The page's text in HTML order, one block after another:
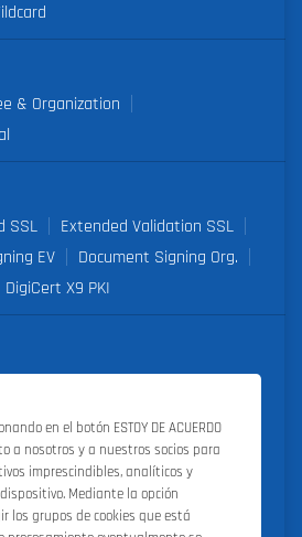
& Organization
SSL
Extended Validation SSL
EV
Document Signing Org.
DigiCert X9 PKI
Award 2018, 2019, 2020, 2021,
en el botón ESTOY DE ACUERDO
a nosotros y a nuestros socios para
imprescindibles, analíticos y
Mediante la opción
los grupos de cookies que está